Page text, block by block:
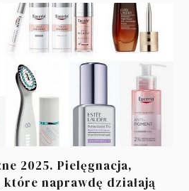
2025. Pielęgnacja,
naprawdę działają